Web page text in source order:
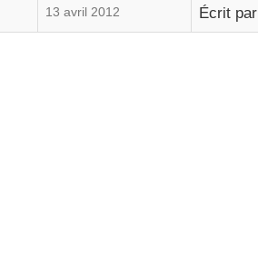
13 avril 2012 Écrit par